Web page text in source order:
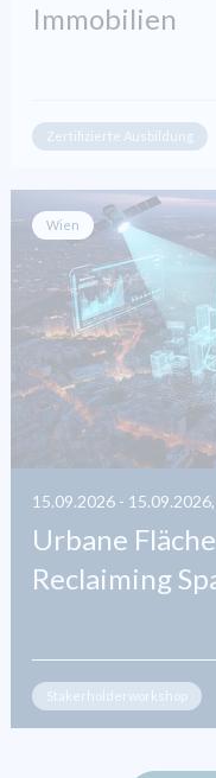
Immobilien
Zertifizierte Ausbildung
Wien
15.09.2026 -
Urbane
Reclaiming
Stakerholderworkshop